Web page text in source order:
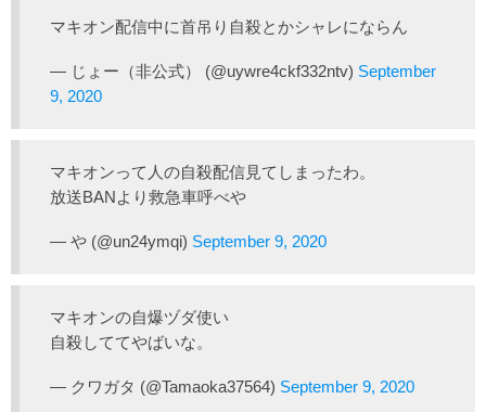
マキオン配信中に首吊り自殺とかシャレにならん
— じょー（非公式） (@uywre4ckf332ntv) September
9, 2020
マキオンって人の自殺配信見てしまったわ。
放送BANより救急車呼べや
— や (@un24ymqi) September 9, 2020
マキオンの自爆ヅダ使い
自殺しててやばいな。
— クワガタ (@Tamaoka37564) September 9, 2020